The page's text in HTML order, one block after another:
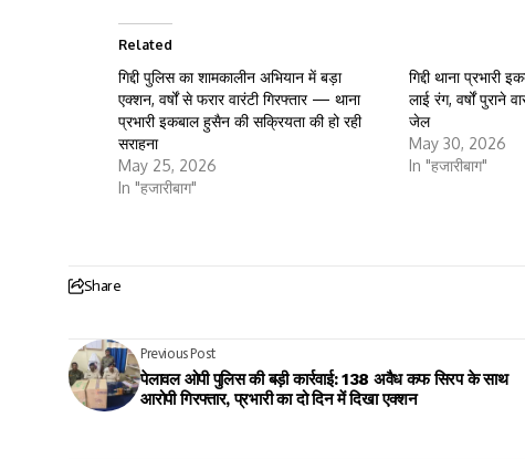
Related
गिद्दी पुलिस का शामकालीन अभियान में बड़ा
एक्शन, वर्षों से फरार वारंटी गिरफ्तार — थाना
प्रभारी इकबाल हुसैन की सक्रियता की हो रही
सराहना
May 25, 2026
In "हजारीबाग"
गिद्दी थाना
लाई रंग, वर्षों पुराने
जेल
May 30, 2026
In "हजारीबाग"
Share
Previous Post
पेलावल ओपी पुलिस की बड़ी कार्रवाई: 138 अवैध कफ सिरप के साथ
आरोपी गिरफ्तार, प्रभारी का दो दिन में दिखा एक्शन